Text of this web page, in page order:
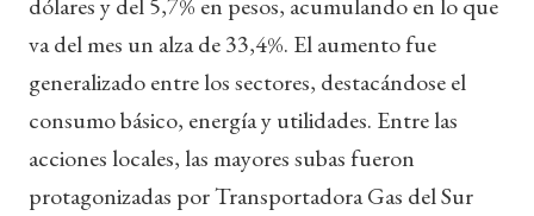
va del mes un alza de 33,4%. El aumento fue
generalizado entre los sectores, destacándose el
consumo básico, energía y utilidades. Entre las
acciones locales, las mayores subas fueron
protagonizadas por Transportadora Gas del Sur